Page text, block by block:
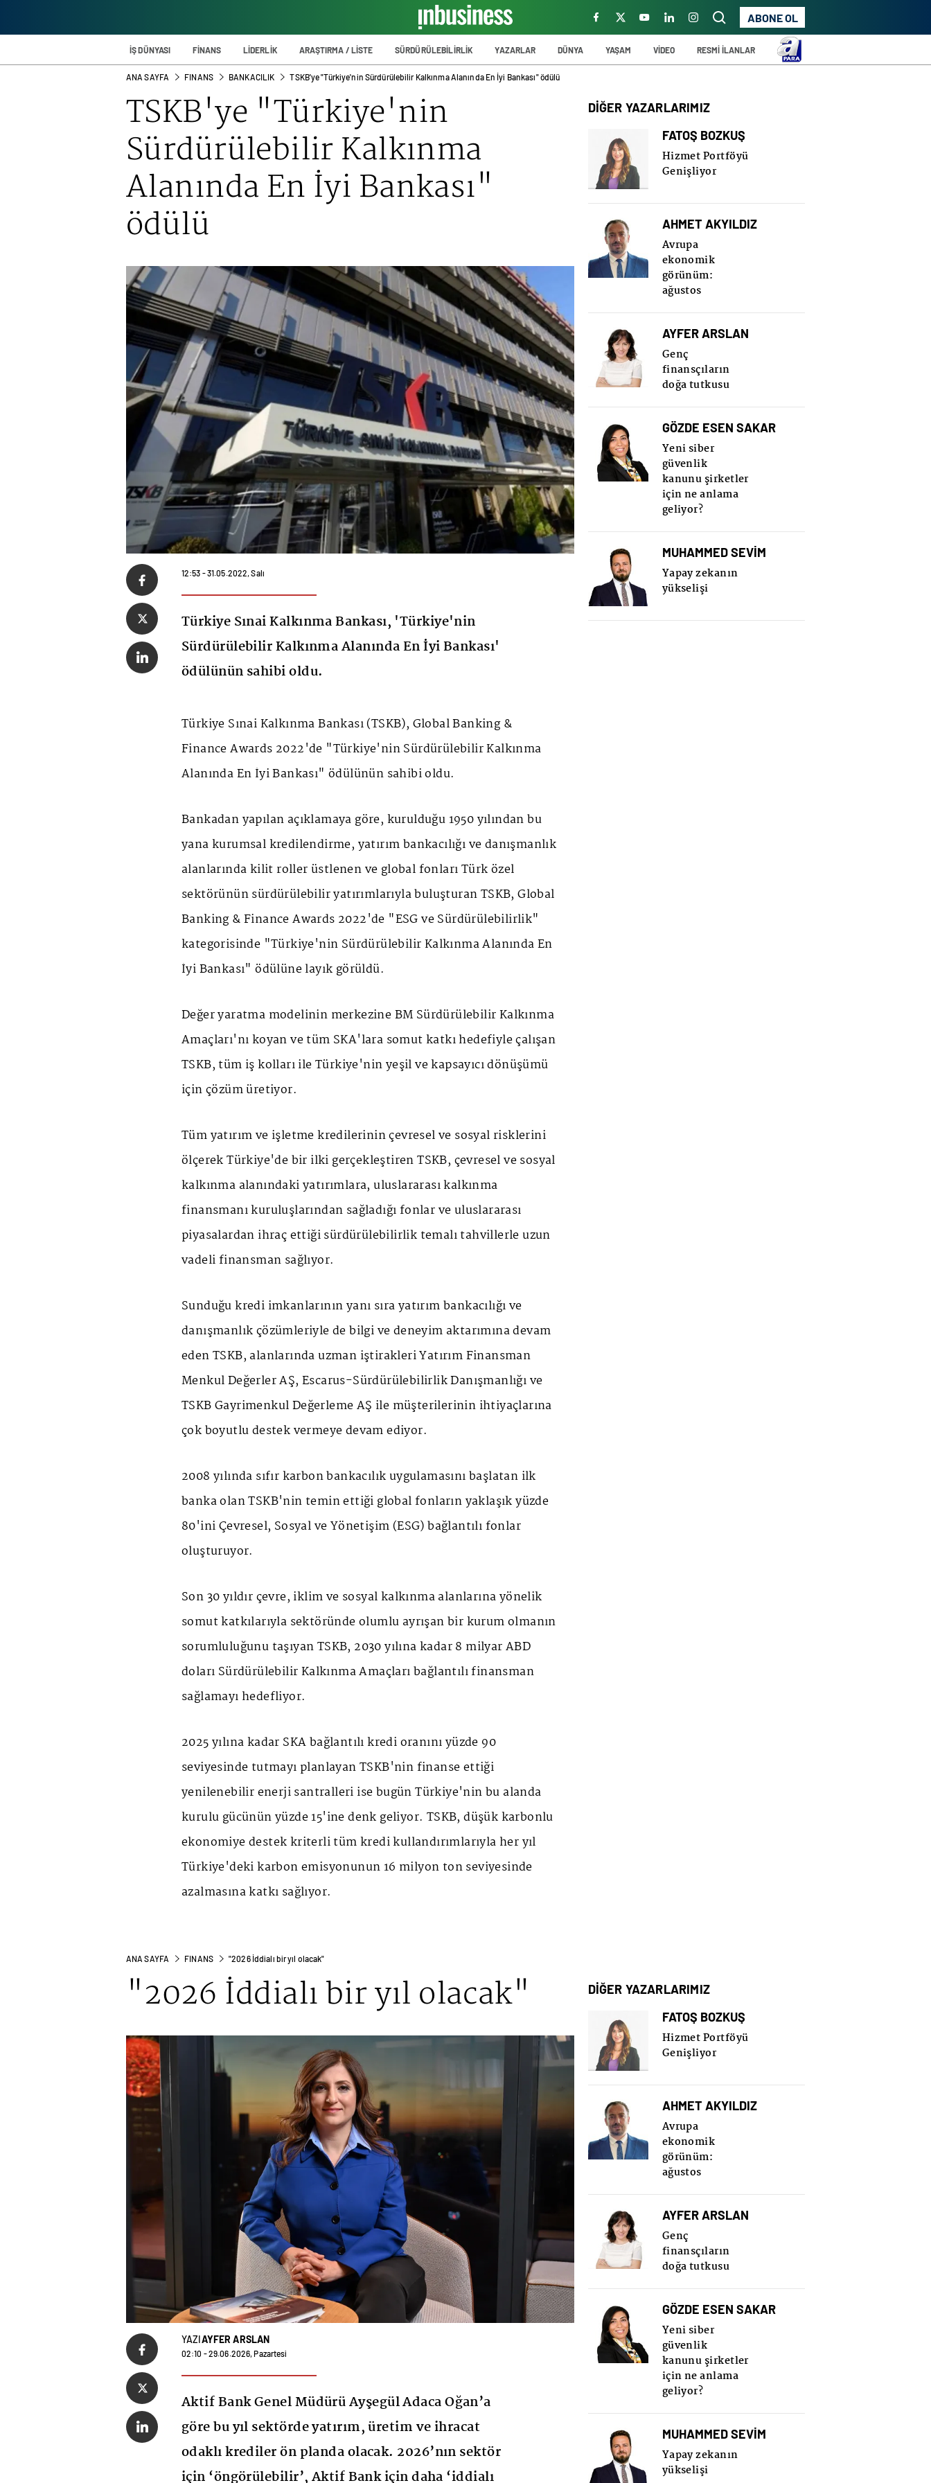
ABONE OL
İŞ DÜNYASI FİNANS LİDERLİK ARAŞTIRMA / LİSTE SÜRDÜRÜLEBİLİRLİK YAZARLAR DÜNYA YAŞAM VİDEO RESMİ İLANLAR
ANA SAYFA FINANS BANKACILIK TSKB'ye "Türkiye'nin Sürdürülebilir Kalkınma Alanında En İyi Bankası" ödülü
TSKB'ye "Türkiye'nin
Sürdürülebilir Kalkınma
Alanında En İyi Bankası"
ödülü
12:53 - 31.05.2022, Salı
Türkiye Sınai Kalkınma Bankası, 'Türkiye'nin
Sürdürülebilir Kalkınma Alanında En İyi Bankası'
ödülünün sahibi oldu.
Türkiye Sınai Kalkınma Bankası (TSKB), Global Banking &
Finance Awards 2022'de "Türkiye'nin Sürdürülebilir Kalkınma
Alanında En İyi Bankası" ödülünün sahibi oldu.
Bankadan yapılan açıklamaya göre, kurulduğu 1950 yılından bu
yana kurumsal kredilendirme, yatırım bankacılığı ve danışmanlık
alanlarında kilit roller üstlenen ve global fonları Türk özel
sektörünün sürdürülebilir yatırımlarıyla buluşturan TSKB, Global
Banking & Finance Awards 2022'de "ESG ve Sürdürülebilirlik"
kategorisinde "Türkiye'nin Sürdürülebilir Kalkınma Alanında En
İyi Bankası" ödülüne layık görüldü.
Değer yaratma modelinin merkezine BM Sürdürülebilir Kalkınma
Amaçları'nı koyan ve tüm SKA'lara somut katkı hedefiyle çalışan
TSKB, tüm iş kolları ile Türkiye'nin yeşil ve kapsayıcı dönüşümü
için çözüm üretiyor.
Tüm yatırım ve işletme kredilerinin çevresel ve sosyal risklerini
ölçerek Türkiye'de bir ilki gerçekleştiren TSKB, çevresel ve sosyal
kalkınma alanındaki yatırımlara, uluslararası kalkınma
finansmanı kuruluşlarından sağladığı fonlar ve uluslararası
piyasalardan ihraç ettiği sürdürülebilirlik temalı tahvillerle uzun
vadeli finansman sağlıyor.
Sunduğu kredi imkanlarının yanı sıra yatırım bankacılığı ve
danışmanlık çözümleriyle de bilgi ve deneyim aktarımına devam
eden TSKB, alanlarında uzman iştirakleri Yatırım Finansman
Menkul Değerler AŞ, Escarus-Sürdürülebilirlik Danışmanlığı ve
TSKB Gayrimenkul Değerleme AŞ ile müşterilerinin ihtiyaçlarına
çok boyutlu destek vermeye devam ediyor.
2008 yılında sıfır karbon bankacılık uygulamasını başlatan ilk
banka olan TSKB'nin temin ettiği global fonların yaklaşık yüzde
80'ini Çevresel, Sosyal ve Yönetişim (ESG) bağlantılı fonlar
oluşturuyor.
Son 30 yıldır çevre, iklim ve sosyal kalkınma alanlarına yönelik
somut katkılarıyla sektöründe olumlu ayrışan bir kurum olmanın
sorumluluğunu taşıyan TSKB, 2030 yılına kadar 8 milyar ABD
doları Sürdürülebilir Kalkınma Amaçları bağlantılı finansman
sağlamayı hedefliyor.
2025 yılına kadar SKA bağlantılı kredi oranını yüzde 90
seviyesinde tutmayı planlayan TSKB'nin finanse ettiği
yenilenebilir enerji santralleri ise bugün Türkiye'nin bu alanda
kurulu gücünün yüzde 15'ine denk geliyor. TSKB, düşük karbonlu
ekonomiye destek kriterli tüm kredi kullandırımlarıyla her yıl
Türkiye'deki karbon emisyonunun 16 milyon ton seviyesinde
azalmasına katkı sağlıyor.
DİĞER YAZARLARIMIZ
FATOŞ BOZKUŞ
Hizmet Portföyü
Genişliyor
AHMET AKYILDIZ
Avrupa
ekonomik
görünüm:
ağustos
AYFER ARSLAN
Genç
finansçıların
doğa tutkusu
GÖZDE ESEN SAKAR
Yeni siber
güvenlik
kanunu şirketler
için ne anlama
geliyor?
MUHAMMED SEVİM
Yapay zekanın
yükselişi
ANA SAYFA FINANS "2026 İddialı bir yıl olacak"
"2026 İddialı bir yıl olacak"
YAZIAYFER ARSLAN
02:10 - 29.06.2026, Pazartesi
Aktif Bank Genel Müdürü Ayşegül Adaca Oğan’a
göre bu yıl sektörde yatırım, üretim ve ihracat
odaklı krediler ön planda olacak. 2026’nın sektör
için ‘öngörülebilir’, Aktif Bank için daha ‘iddialı
DİĞER YAZARLARIMIZ
FATOŞ BOZKUŞ
Hizmet Portföyü
Genişliyor
AHMET AKYILDIZ
Avrupa
ekonomik
görünüm:
ağustos
AYFER ARSLAN
Genç
finansçıların
doğa tutkusu
GÖZDE ESEN SAKAR
Yeni siber
güvenlik
kanunu şirketler
için ne anlama
geliyor?
MUHAMMED SEVİM
Yapay zekanın
yükselişi